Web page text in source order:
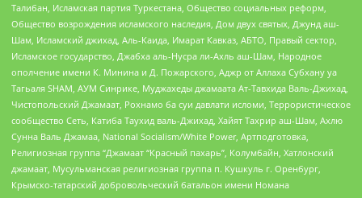
Талибан, Исламская партия Туркестана, Общество социальных реформ,
Общество возрождения исламского наследия, Дом двух святых, Джунд аш-
Шам, Исламский джихад, Аль-Каида, Имарат Кавказ, АБТО, Правый сектор,
Исламское государство, Джабха аль-Нусра ли-Ахль аш-Шам, Народное
ополчение имени К. Минина и Д. Пожарского, Аджр от Аллаха Субхану уа
Тагьаля SHAM, АУМ Синрике, Муджахеды джамаата Ат-Тавхида Валь-Джихад,
Чистопольский Джамаат, Рохнамо ба суи давлати исломи, Террористическое
сообщество Сеть, Катиба Таухид валь-Джихад, Хайят Тахрир аш-Шам, Ахлю
Сунна Валь Джамаа, National Socialism/White Power, Артподготовка,
Религиозная группа “Джамаат “Красный пахарь”, Колумбайн, Хатлонский
джамаат, Мусульманская религиозная группа п. Кушкуль г. Оренбург,
Крымско-татарский добровольческий батальон имени Номана